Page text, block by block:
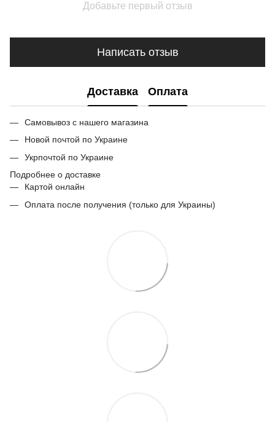
Добавьте первый отзыв
Написать отзыв
Доставка Оплата
Самовывоз с нашего магазина
Новой почтой по Украине
Укрпочтой по Украине
Подробнее о доставке
Картой онлайн
Оплата после получения (только для Украины)